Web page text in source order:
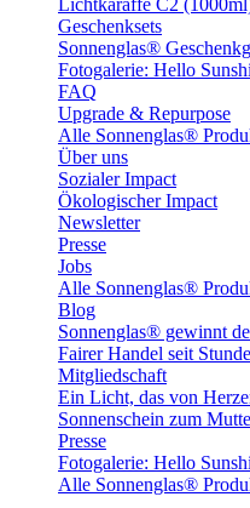
Lichtkaraffe C2
Geschenksets
Sonnenglas®
Fotogalerie: Hello
FAQ
Upgrade & Repurpose
Alle Sonnenglas®
Über uns
Sozialer Impact
Ökologischer Impact
Newsletter
Presse
Jobs
Alle Sonnenglas®
Blog
Sonnenglas® gewinnt
Fairer Handel seit
Mitgliedschaft
Ein Licht, das von
Sonnenschein zum
Presse
Fotogalerie: Hello
Alle Sonnenglas®